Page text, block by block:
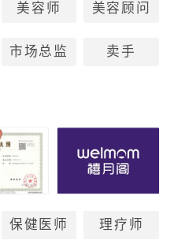
美容师 美容顾问
市场总监 卖手
保健医师 理疗师